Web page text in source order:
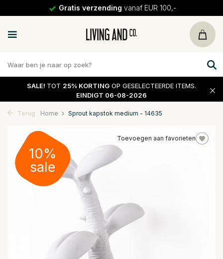
Gratis verzending vanaf EUR 100,-
SALE! TOT 25% KORTING OP GESELECTEERDE ITEMS.
EINDIGT 06-08-2026
Terug Home Sprout kapstok medium - 14635
Toevoegen aan favorieten
10%
sale